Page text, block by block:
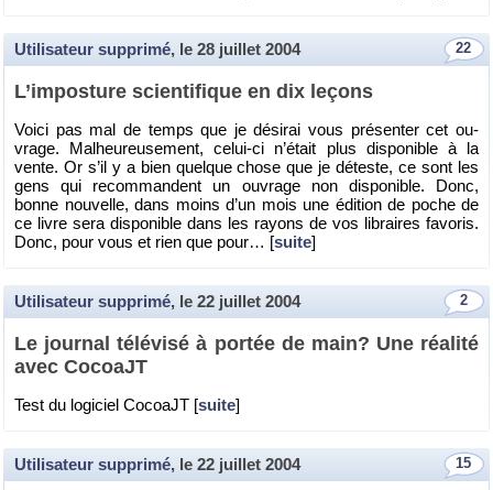
22
Utilisateur supprimé, le 28 juillet 2004
L’im­pos­ture scien­ti­fique en dix le­çons
Voici pas mal de temps que je dé­si­rai vous pré­sen­ter cet ou­
vrage. Mal­heu­reu­se­ment, ce­lui-ci n’était plus dis­po­nible à la
vente. Or s’il y a bien quelque chose que je dé­teste, ce sont les
gens qui re­com­mandent un ou­vrage non dis­po­nible. Donc,
bonne nou­velle, dans moins d’un mois une édi­tion de poche de
ce livre sera dis­po­nible dans les rayons de vos li­braires fa­vo­ris.
Donc, pour vous et rien que pour… [suite]
2
Utilisateur supprimé, le 22 juillet 2004
Le jour­nal té­lé­visé à por­tée de main? Une réa­lité
avec Co­coaJT
Test du lo­gi­ciel Co­coaJT [suite]
15
Utilisateur supprimé, le 22 juillet 2004